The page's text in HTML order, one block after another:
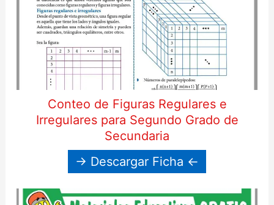
Conteo de Figuras Regulares e
Irregulares para Segundo Grado de
Secundaria
→ Descargar Ficha ←